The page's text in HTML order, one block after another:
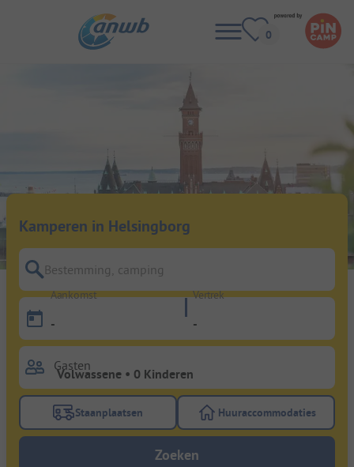
Kamperen in Helsingborg
Bestemming, camping
Aankomst
-
Vertrek
-
Gasten
Gebruik de filterknop staanplaatsen om te zoeken
Staanplaatsen Gebruik de
Huuraccommodaties
Zoeken